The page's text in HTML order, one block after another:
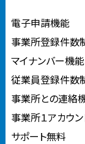
電子申請機能
事業所登録件数
マイナンバー機能
従業員登録件数
事業所との連絡
事業所１アカウ
サポート無料